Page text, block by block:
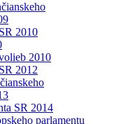
2010
2010
2012
SR 2014
parlamentu